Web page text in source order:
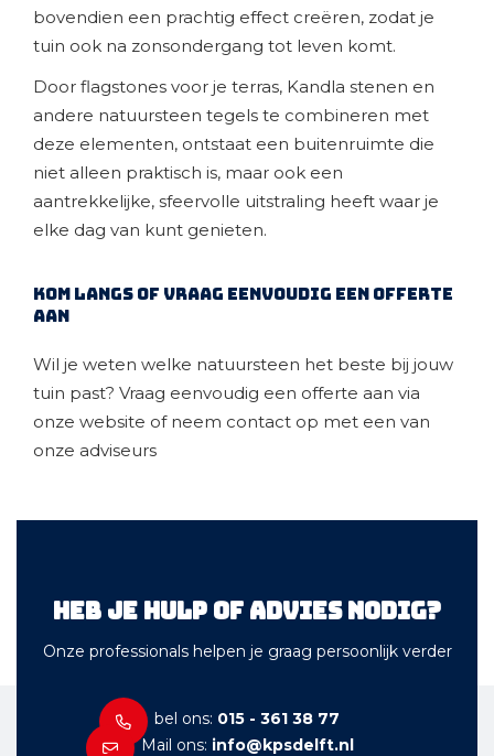
bovendien een prachtig effect creëren, zodat je
tuin ook na zonsondergang tot leven komt.
Door flagstones voor je terras, Kandla stenen en
andere natuursteen tegels te combineren met
deze elementen, ontstaat een buitenruimte die
niet alleen praktisch is, maar ook een
aantrekkelijke, sfeervolle uitstraling heeft waar je
elke dag van kunt genieten.
Kom langs of vraag eenvoudig een offerte
aan
Wil je weten welke natuursteen het beste bij jouw
tuin past? Vraag eenvoudig een offerte aan via
onze website of neem contact op met een van
onze adviseurs
Heb je hulp of advies nodig?
Onze professionals helpen je graag persoonlijk verder
bel ons: 015 - 361 38 77
Mail ons: info@kpsdelft.nl